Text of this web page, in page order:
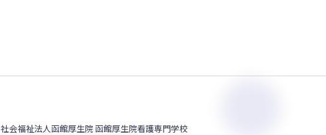
社会福祉法人函館厚生院 函館厚生院看護専門学校